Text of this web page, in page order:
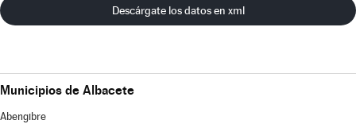
Descárgate los datos en xml
Municipios de Albacete
Abengibre